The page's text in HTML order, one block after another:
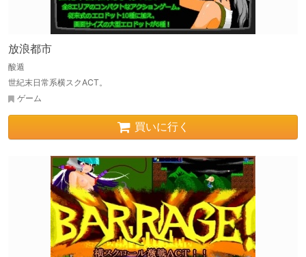
放浪都市
酸遁
世紀末日常系横スクACT。
ゲーム
買いに行く